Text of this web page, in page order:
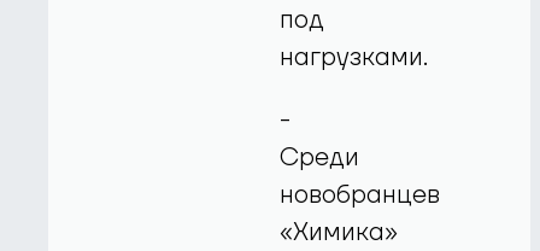
под
нагрузками.
-
Среди
новобранцев
«Химика»